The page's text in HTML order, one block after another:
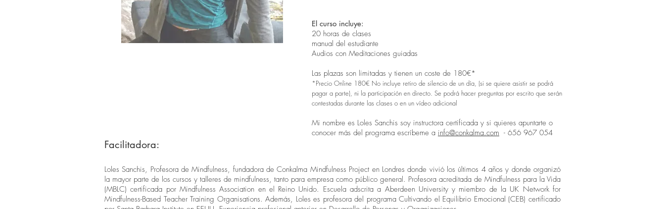
El curso incluye:
20 horas de clases
manual del estudiante
Audios con Meditaciones guiadas
Las plazas son limitadas y tienen un coste de 180€*
*Precio Online 180€ No incluye retiro de silencio de un día, (si se quiere asistir se podrá
pagar a parte), ni la participación en directo. Se podrá hacer preguntas por escrito que serán
contestadas durante las clases o en un vídeo adicional
Mi nombre es Loles Sanchis soy instructora certificada y si quieres apuntarte o
conocer más del programa escríbeme a info@conkalma.com - 656 967 054
Facilitadora:
Loles Sanchis, Profesora de Mindfulness, fundadora de Conkalma Mindfulness Project en Londres donde vivió los últimos 4 años y donde organizó
la mayor parte de los cursos y talleres de mindfulness, tanto para empresa como público general. Profesora acreditada de Mindfulness para la Vida
(MBLC) certificada por Mindfulness Association en el Reino Unido. Escuela adscrita a Aberdeen University y miembro de la UK Network for
Mindfulness-Based Teacher Training Organisations. Además, Loles es profesora del programa Cultivando el Equilibrio Emocional (CEB) certificado